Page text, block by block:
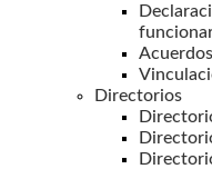
Directorios